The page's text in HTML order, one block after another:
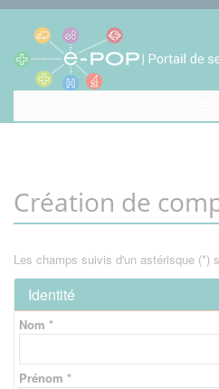
Création de
Les champs suivis d'un astérisque (*)
Identité
Nom *
Prénom *